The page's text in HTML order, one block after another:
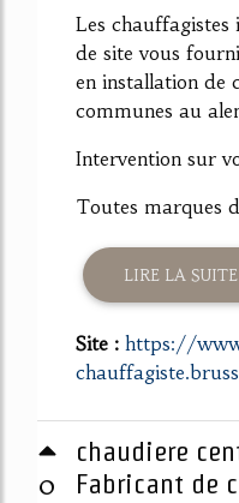
Les chauffagistes
de site vous
en installation de
communes au
Intervention sur
Toutes marques
LIRE LA SUITE
Site : https://
0
chaudiere
Fabricant de